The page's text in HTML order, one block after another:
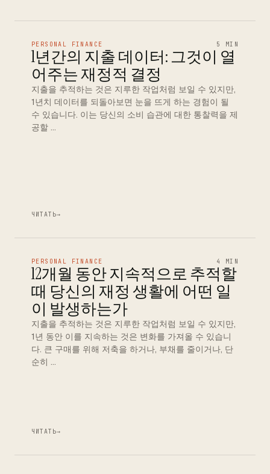
PERSONAL FINANCE 5 MIN
1년간의 지출 데이터: 그것이 열
어주는 재정적 결정
지출을 추적하는 것은 지루한 작업처럼 보일 수 있지만,
1년치 데이터를 되돌아보면 눈을 뜨게 하는 경험이 될
수 있습니다. 이는 당신의 소비 습관에 대한 통찰력을 제
공할 …
ЧИТАТЬ→
PERSONAL FINANCE 4 MIN
12개월 동안 지속적으로 추적할
때 당신의 재정 생활에 어떤 일
이 발생하는가
지출을 추적하는 것은 지루한 작업처럼 보일 수 있지만,
1년 동안 이를 지속하는 것은 변화를 가져올 수 있습니
다. 큰 구매를 위해 저축을 하거나, 부채를 줄이거나, 단
순히 …
ЧИТАТЬ→